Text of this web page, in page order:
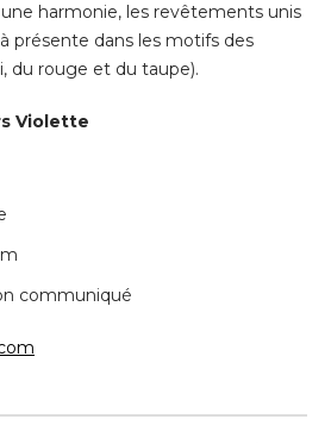
harmonie, les revêtements unis
présente dans les motifs des
du rouge et du taupe).
Violette
communiqué